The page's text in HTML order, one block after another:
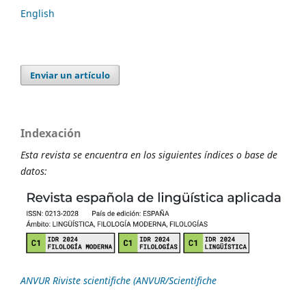
English
Enviar un artículo
Indexación
Esta revista se encuentra en los siguientes índices o base de
datos:
ANVUR Riviste scientifiche (ANVUR/Scientifiche